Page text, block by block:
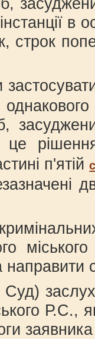
строк
це
п'ятій